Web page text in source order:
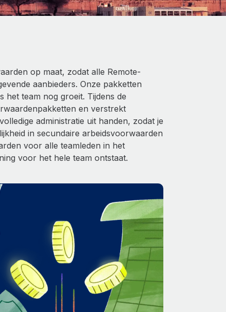
op maat, zodat alle Remote-
aanbieders. Onze pakketten
team nog groeit. Tijdens de
en verstrekt
administratie uit handen, zodat je
in secundaire arbeidsvoorwaarden
voor alle teamleden in het
voor het hele team ontstaat.